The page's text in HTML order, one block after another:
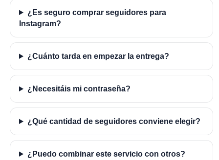
¿Es seguro comprar seguidores para
Instagram?
¿Cuánto tarda en empezar la entrega?
¿Necesitáis mi contraseña?
¿Qué cantidad de seguidores conviene elegir?
¿Puedo combinar este servicio con otros?